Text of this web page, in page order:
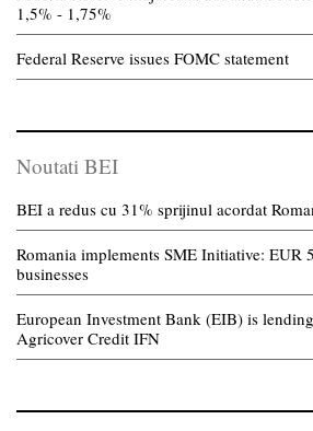
1,5% - 1,75%
Federal Reserve issues FOMC statement
Noutati BEI
BEI a redus cu 31% sprijinul acordat
Romania implements SME Initiative: EUR
businesses
European Investment Bank (EIB) is
Agricover Credit IFN